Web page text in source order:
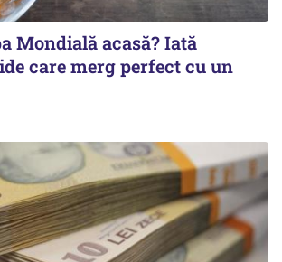
Mondială acasă? Iată
care merg perfect cu un